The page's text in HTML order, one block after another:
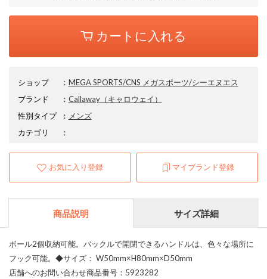
カートに入れる
ショップ ： MEGA SPORTS/CNS メガスポーツ/シーエヌエス
ブランド
： Callaway（キャロウェイ）
性別タイプ
： メンズ
カテゴリ
：
お気に入り登録 マイブランド登録
商品説明 サイズ詳細
ボール2個収納可能。バックルで開閉できるハンドルは、色々な場所に
フック可能。◆サイズ： W50mm×H80mm×D50mm
店舗へのお問い合わせ商品番号：5923282